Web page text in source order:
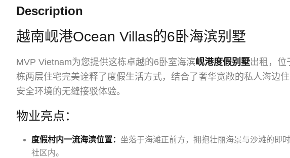
Description
越南岘港Ocean Villas的6卧海滨别墅
MVP Vietnam为您提供这栋卓越的6卧室海滨岘港度假别墅出租，位
栋两层住宅完美诠释了度假生活方式，结合了奢华宽敞的私人海边
安全环境的无缝接驳体验。
物业亮点：
度假村内一流海滨位置： 坐落于海滩正前方，拥抱壮丽海景与沙滩的即
社区内。